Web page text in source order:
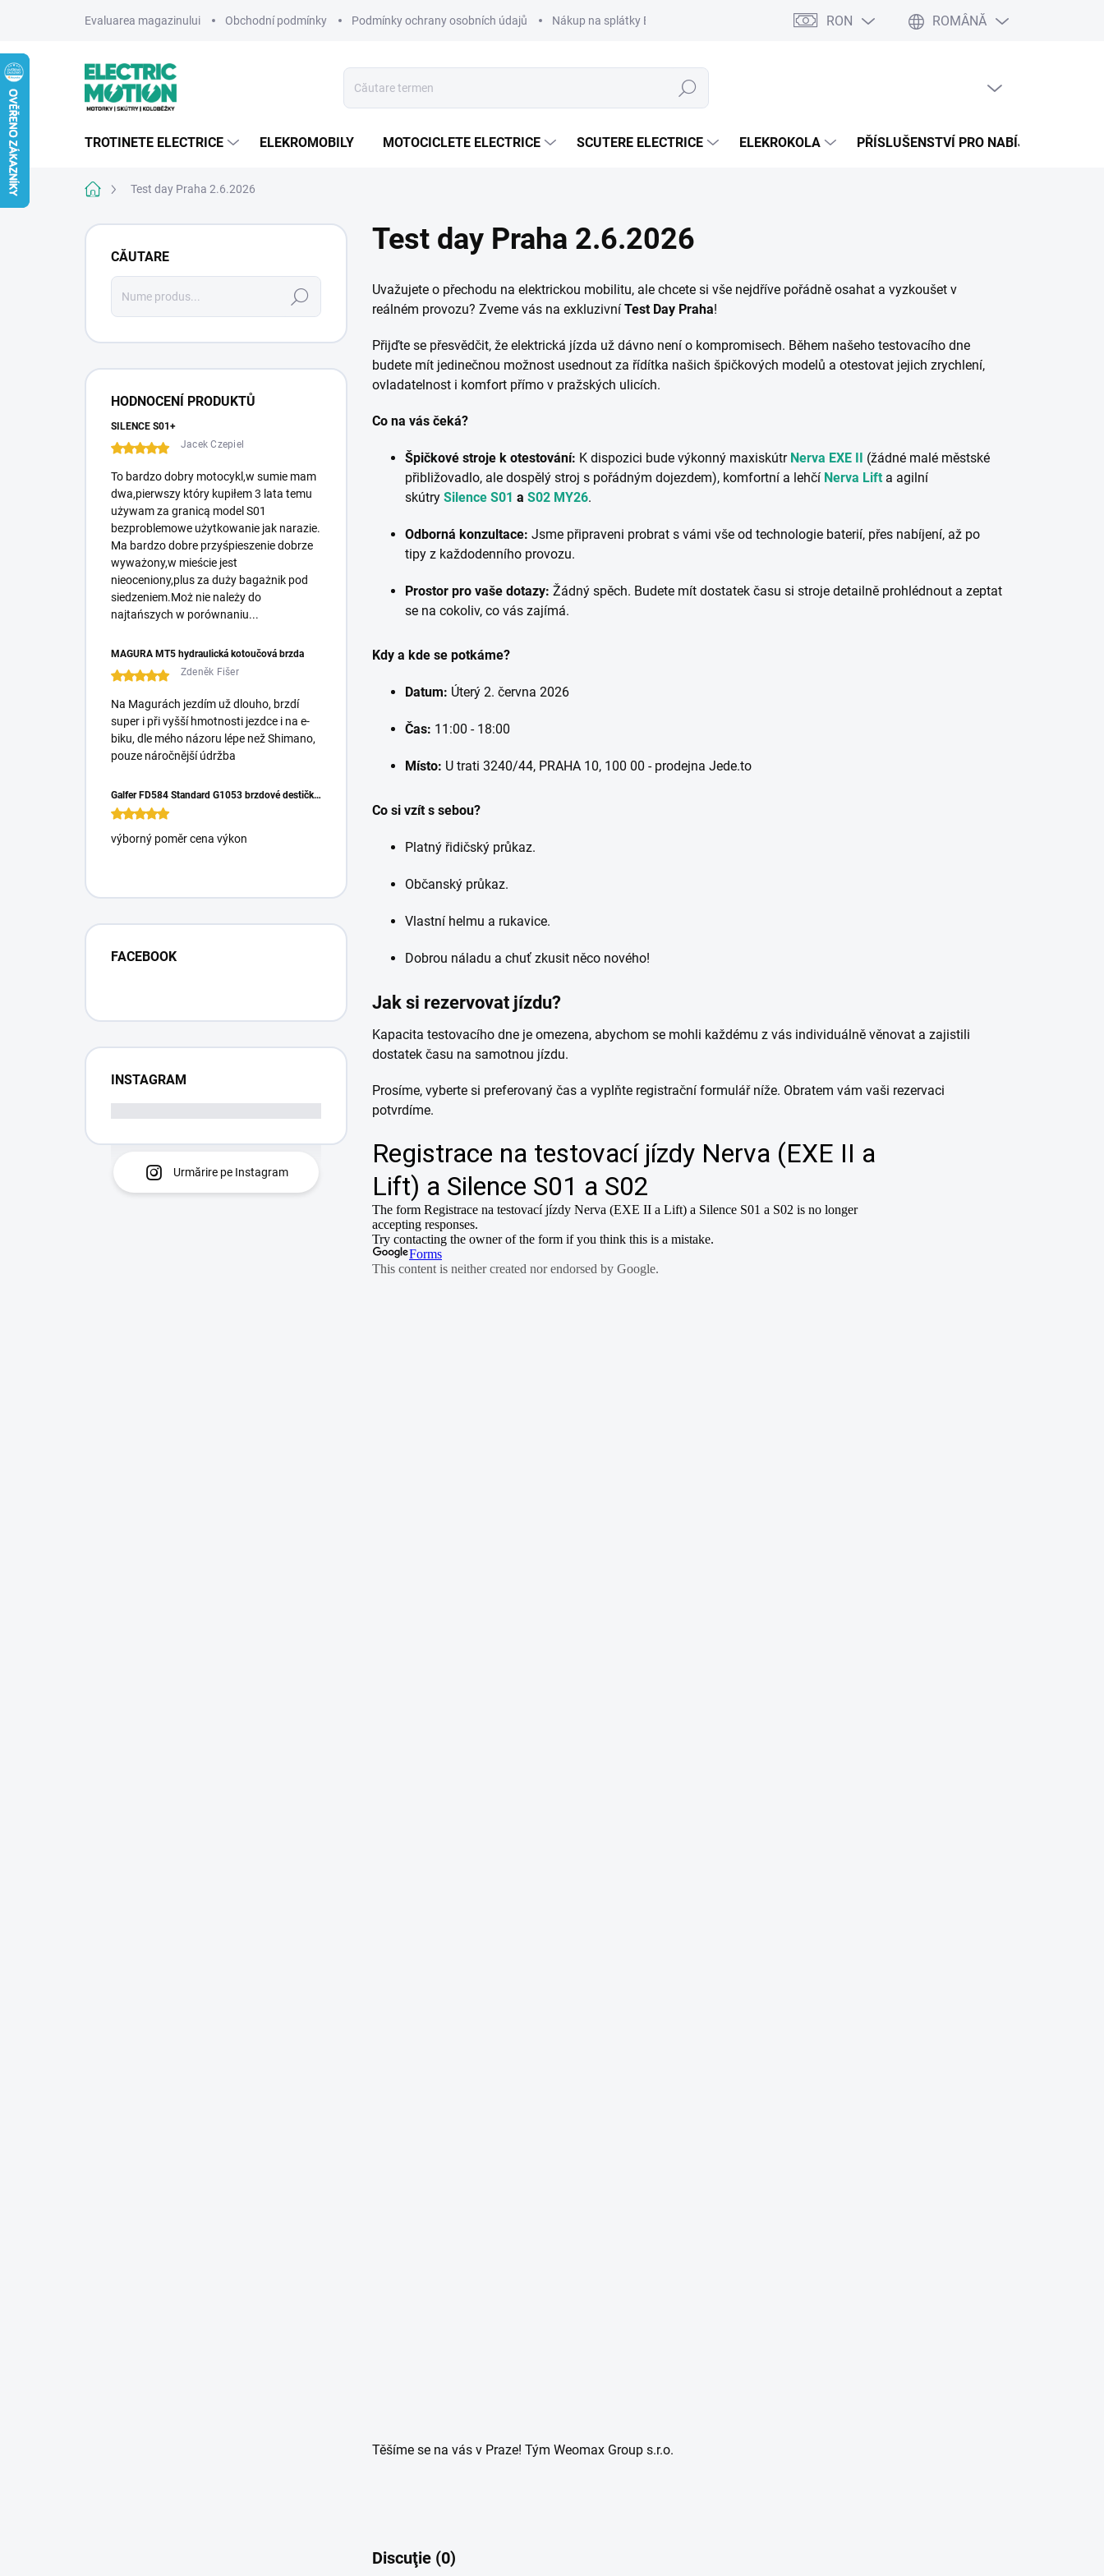
Evaluarea magazinului Obchodní podmínky Podmínky ochrany osobních údajů Nákup na splátky ESSOX Nákup na splátky Cofidis Naše mise Velkoobchod
RON ROMÂNĂ
Căutare
TROTINETE ELECTRICE ELEKROMOBILY MOTOCICLETE ELECTRICE SCUTERE ELECTRICE ELEKROKOLA PŘÍSLUŠENSTVÍ PRO NABÍJENÍ
AcasăTest day Praha 2.6.2026
B
t
r
CĂUTARE
Căutare
HODNOCENÍ PRODUKTŮ
SILENCE S01+
Jacek Czepiel
To bardzo dobry motocykl,w sumie mam
dwa,pierwszy który kupiłem 3 lata temu
używam za granicą model S01
bezproblemowe użytkowanie jak narazie.
Ma bardzo dobre przyśpieszenie dobrze
wyważony,w mieście jest
nieoceniony,plus za duży bagażnik pod
siedzeniem.Moż nie należy do
najtańszych w porównaniu...
MAGURA MT5 hydraulická kotoučová brzda
Zdeněk Fišer
Na Magurách jezdím už dlouho, brzdí
super i při vyšší hmotnosti jezdce i na e-
biku, dle mého názoru lépe než Shimano,
pouze náročnější údržba
Galfer FD584 Standard G1053 brzdové destičky pro Magura Gustrav PRO
výborný poměr cena výkon
FACEBOOK
INSTAGRAM
Urmărire pe Instagram
Test day Praha 2.6.2026
Uvažujete o přechodu na elektrickou mobilitu, ale chcete si vše nejdříve pořádně osahat a vyzkoušet v
reálném provozu? Zveme vás na exkluzivní Test Day Praha!
Přijďte se přesvědčit, že elektrická jízda už dávno není o kompromisech. Během našeho testovacího dne
budete mít jedinečnou možnost usednout za řídítka našich špičkových modelů a otestovat jejich zrychlení,
ovladatelnost i komfort přímo v pražských ulicích.
Co na vás čeká?
Špičkové stroje k otestování: K dispozici bude výkonný maxiskútr Nerva EXE II (žádné malé městské
přibližovadlo, ale dospělý stroj s pořádným dojezdem), komfortní a lehčí Nerva Lift a agilní
skútry Silence S01 a S02 MY26.
Odborná konzultace: Jsme připraveni probrat s vámi vše od technologie baterií, přes nabíjení, až po
tipy z každodenního provozu.
Prostor pro vaše dotazy: Žádný spěch. Budete mít dostatek času si stroje detailně prohlédnout a zeptat
se na cokoliv, co vás zajímá.
Kdy a kde se potkáme?
Datum: Úterý 2. června 2026
Čas: 11:00 - 18:00
Místo: U trati 3240/44, PRAHA 10, 100 00 - prodejna Jede.to
Co si vzít s sebou?
Platný řidičský průkaz.
Občanský průkaz.
Vlastní helmu a rukavice.
Dobrou náladu a chuť zkusit něco nového!
Jak si rezervovat jízdu?
Kapacita testovacího dne je omezena, abychom se mohli každému z vás individuálně věnovat a zajistili
dostatek času na samotnou jízdu.
Prosíme, vyberte si preferovaný čas a vyplňte registrační formulář níže. Obratem vám vaši rezervaci
potvrdíme.
Těšíme se na vás v Praze! Tým Weomax Group s.r.o.
Discuţie (0)